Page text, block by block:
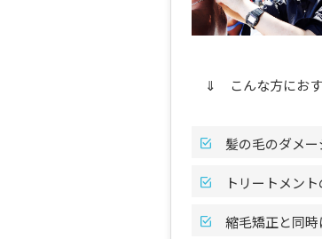
⇓ こんな方におす
髪の毛のダメ
トリートメン
縮毛矯正と同